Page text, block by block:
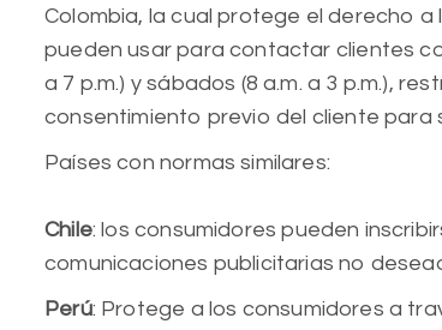
Colombia, la cual protege el derecho a
pueden usar para contactar clientes
a 7 p.m.) y sábados (8 a.m. a 3 p.m.),
consentimiento previo del cliente para
Países con normas similares:
Chile: los consumidores pueden
comunicaciones publicitarias no
Perú: Protege a los consumidores a